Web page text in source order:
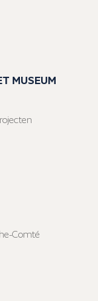
MUSEUM
Comté